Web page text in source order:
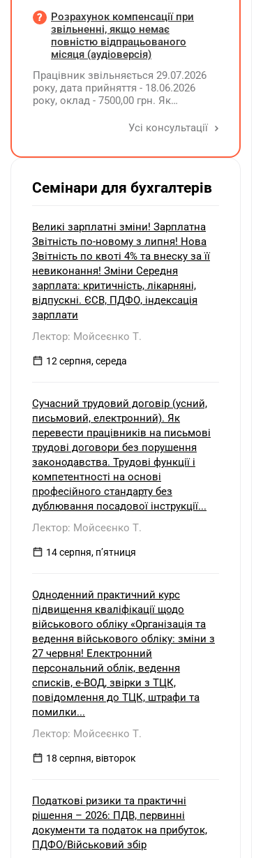
заробітної плати (винагороди), для
розрахунку внеску на підтримку
працевлаштування осіб з
інвалідністю?
Розрахунок компенсації при
звільненні, якщо немає
повністю відпрацьованого
місяця (аудіоверсія)
Працівник звільняється 29.07.2026
року, дата прийняття - 18.06.2026
року, оклад - 7500,00 грн. Як
невикористаних днів відпустки при
Усі консультації
Семінари для бухгалтерів
Великі зарплатні зміни! Зарплатна
Звітність по-новому з липня! Нова
Звітність по квоті 4% та внеску за її
невиконання! Зміни Середня
зарплата: критичність, лікарняні,
відпускні. ЄСВ, ПДФО, індексація
зарплати
Лектор: Мойсеєнко Т.
12 серпня, середа
Сучасний трудовий договір (усний,
письмовий, електронний). Як
перевести працівників на письмові
трудові договори без порушення
законодавства. Трудові функції і
компетентності на основі
професійного стандарту без
дублювання посадової інструкції...
Лектор: Мойсеєнко Т.
14 серпня, пʼятниця
Одноденний практичний курс
підвищення кваліфікації щодо
військового обліку «Організація та
ведення військового обліку: зміни з
27 червня! Електронний
персональний облік, ведення
списків, е-ВОД, звірки з ТЦК,
повідомлення до ТЦК, штрафи та
помилки...
Лектор: Мойсеєнко Т.
18 серпня, вівторок
Податкові ризики та практичні
рішення – 2026: ПДВ, первинні
документи та податок на прибуток,
ПДФО/Військовий збір